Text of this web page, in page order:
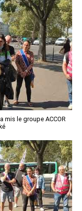
mis le groupe ACCOR